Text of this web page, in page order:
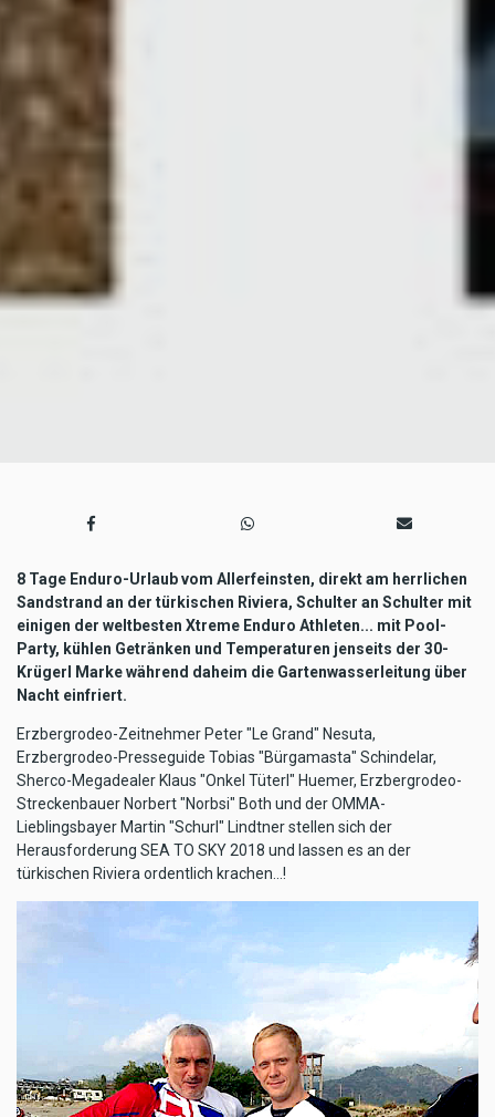
8 Tage Enduro-Urlaub vom Allerfeinsten, direkt am herrlichen
Sandstrand an der türkischen Riviera, Schulter an Schulter mit
einigen der weltbesten Xtreme Enduro Athleten... mit Pool-
Party, kühlen Getränken und Temperaturen jenseits der 30-
Krügerl Marke während daheim die Gartenwasserleitung über
Nacht einfriert.
Erzbergrodeo-Zeitnehmer Peter "Le Grand" Nesuta,
Erzbergrodeo-Presseguide Tobias "Bürgamasta" Schindelar,
Sherco-Megadealer Klaus "Onkel Tüterl" Huemer, Erzbergrodeo-
Streckenbauer Norbert "Norbsi" Both und der OMMA-
Lieblingsbayer Martin "Schurl" Lindtner stellen sich der
Herausforderung SEA TO SKY 2018 und lassen es an der
türkischen Riviera ordentlich krachen...!